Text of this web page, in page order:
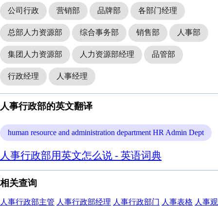
公司行政 营销部 品牌部 各部门经理
总部人力资源部 综合事务部 销售部 人事部
集团人力资源部 人力资源部经理 品管部
行政经理 人事经理
人事行政部的英文翻译
human resource and administration department HR Admin Dept
人事行政部用英文怎么说 - 英语词典
相关查询
人事行政部主管 人事行政部经理 人事行政部门 人事表格 人事观